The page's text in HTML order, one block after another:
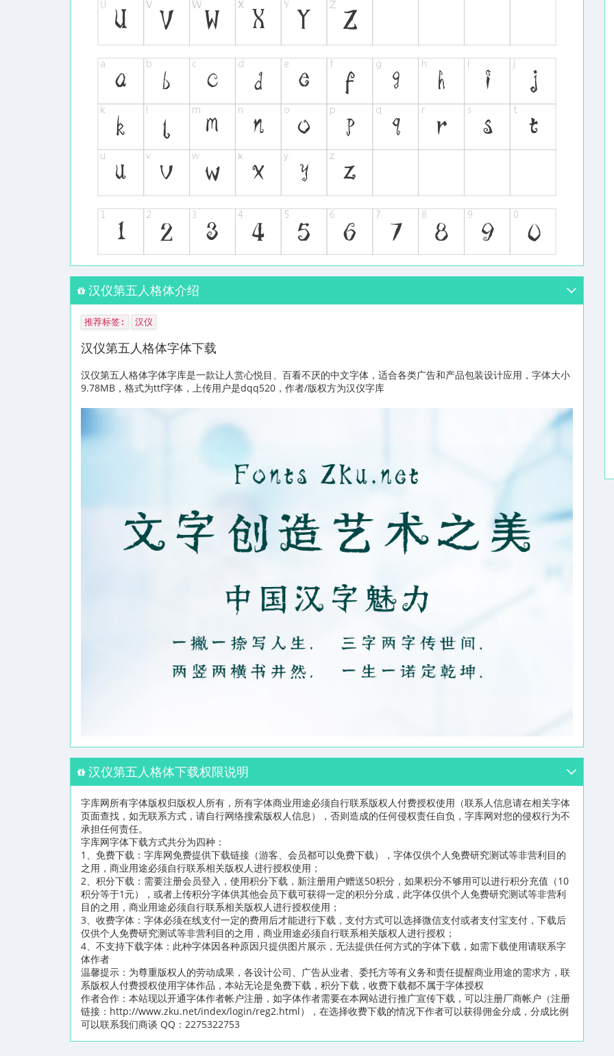
汉仪第五人格体介绍
推荐标签: 汉仪
汉仪第五人格体字体下载
汉仪第五人格体字体字库是一款让人赏心悦目、百看不厌的中文字体，适合各类广告和产品包装设计应用，字体大小
9.78MB，格式为ttf字体，上传用户是dqq520，作者/版权方为汉仪字库
汉仪第五人格体下载权限说明
字库网所有字体版权归版权人所有，所有字体商业用途必须自行联系版权人付费授权使用（联系人信息请在相关字体
页面查找，如无联系方式，请自行网络搜索版权人信息），否则造成的任何侵权责任自负，字库网对您的侵权行为不
承担任何责任。
字库网字体下载方式共分为四种：
1、免费下载：字库网免费提供下载链接（游客、会员都可以免费下载），字体仅供个人免费研究测试等非营利目的
之用，商业用途必须自行联系相关版权人进行授权使用；
2、积分下载：需要注册会员登入，使用积分下载，新注册用户赠送50积分，如果积分不够用可以进行积分充值（10
积分等于1元），或者上传积分字体供其他会员下载可获得一定的积分分成，此字体仅供个人免费研究测试等非营利
目的之用，商业用途必须自行联系相关版权人进行授权使用；
3、收费字体：字体必须在线支付一定的费用后才能进行下载，支付方式可以选择微信支付或者支付宝支付，下载后
仅供个人免费研究测试等非营利目的之用，商业用途必须自行联系相关版权人进行授权；
4、不支持下载字体：此种字体因各种原因只提供图片展示，无法提供任何方式的字体下载，如需下载使用请联系字
体作者
温馨提示：为尊重版权人的劳动成果，各设计公司、广告从业者、委托方等有义务和责任提醒商业用途的需求方，联
系版权人付费授权使用字体作品，本站无论是免费下载，积分下载，收费下载都不属于字体授权
作者合作：本站现以开通字体作者帐户注册，如字体作者需要在本网站进行推广宣传下载，可以注册厂商帐户（注册
链接：http://www.zku.net/index/login/reg2.html），在选择收费下载的情况下作者可以获得佣金分成，分成比例
可以联系我们商谈 QQ：2275322753